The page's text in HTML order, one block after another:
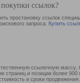
ссылок?
простановку ссылок
запроса. Купить
ссылочную
страниц и позиции более
и сроки продвижения.